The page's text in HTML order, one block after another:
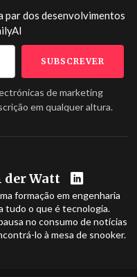
par dos desenvolvimentos
de marketing
em qualquer altura.
der Watt
formação em engenharia
tudo o que é tecnologia.
no consumo de notícias
lo à mesa de snooker.